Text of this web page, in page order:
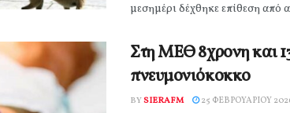
μεσημέρι δέχθηκε επίθεση από
Στη ΜΕΘ 8χρονη και
πνευμονιόκοκκο
BYSIERAFM 25 ΦΕΒΡΟΥΑΡΊΟΥ